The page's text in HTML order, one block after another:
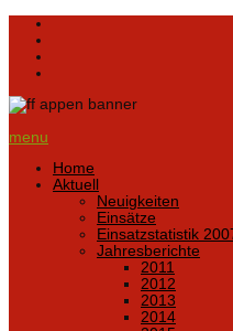
menu
Home
Aktuell
Neuigkeiten
Einsätze
Einsatzstatistik
Jahresberichte
2011
2012
2013
2014